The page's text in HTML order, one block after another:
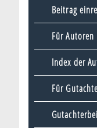
Beitrag
Für Autoren
Index der
Für